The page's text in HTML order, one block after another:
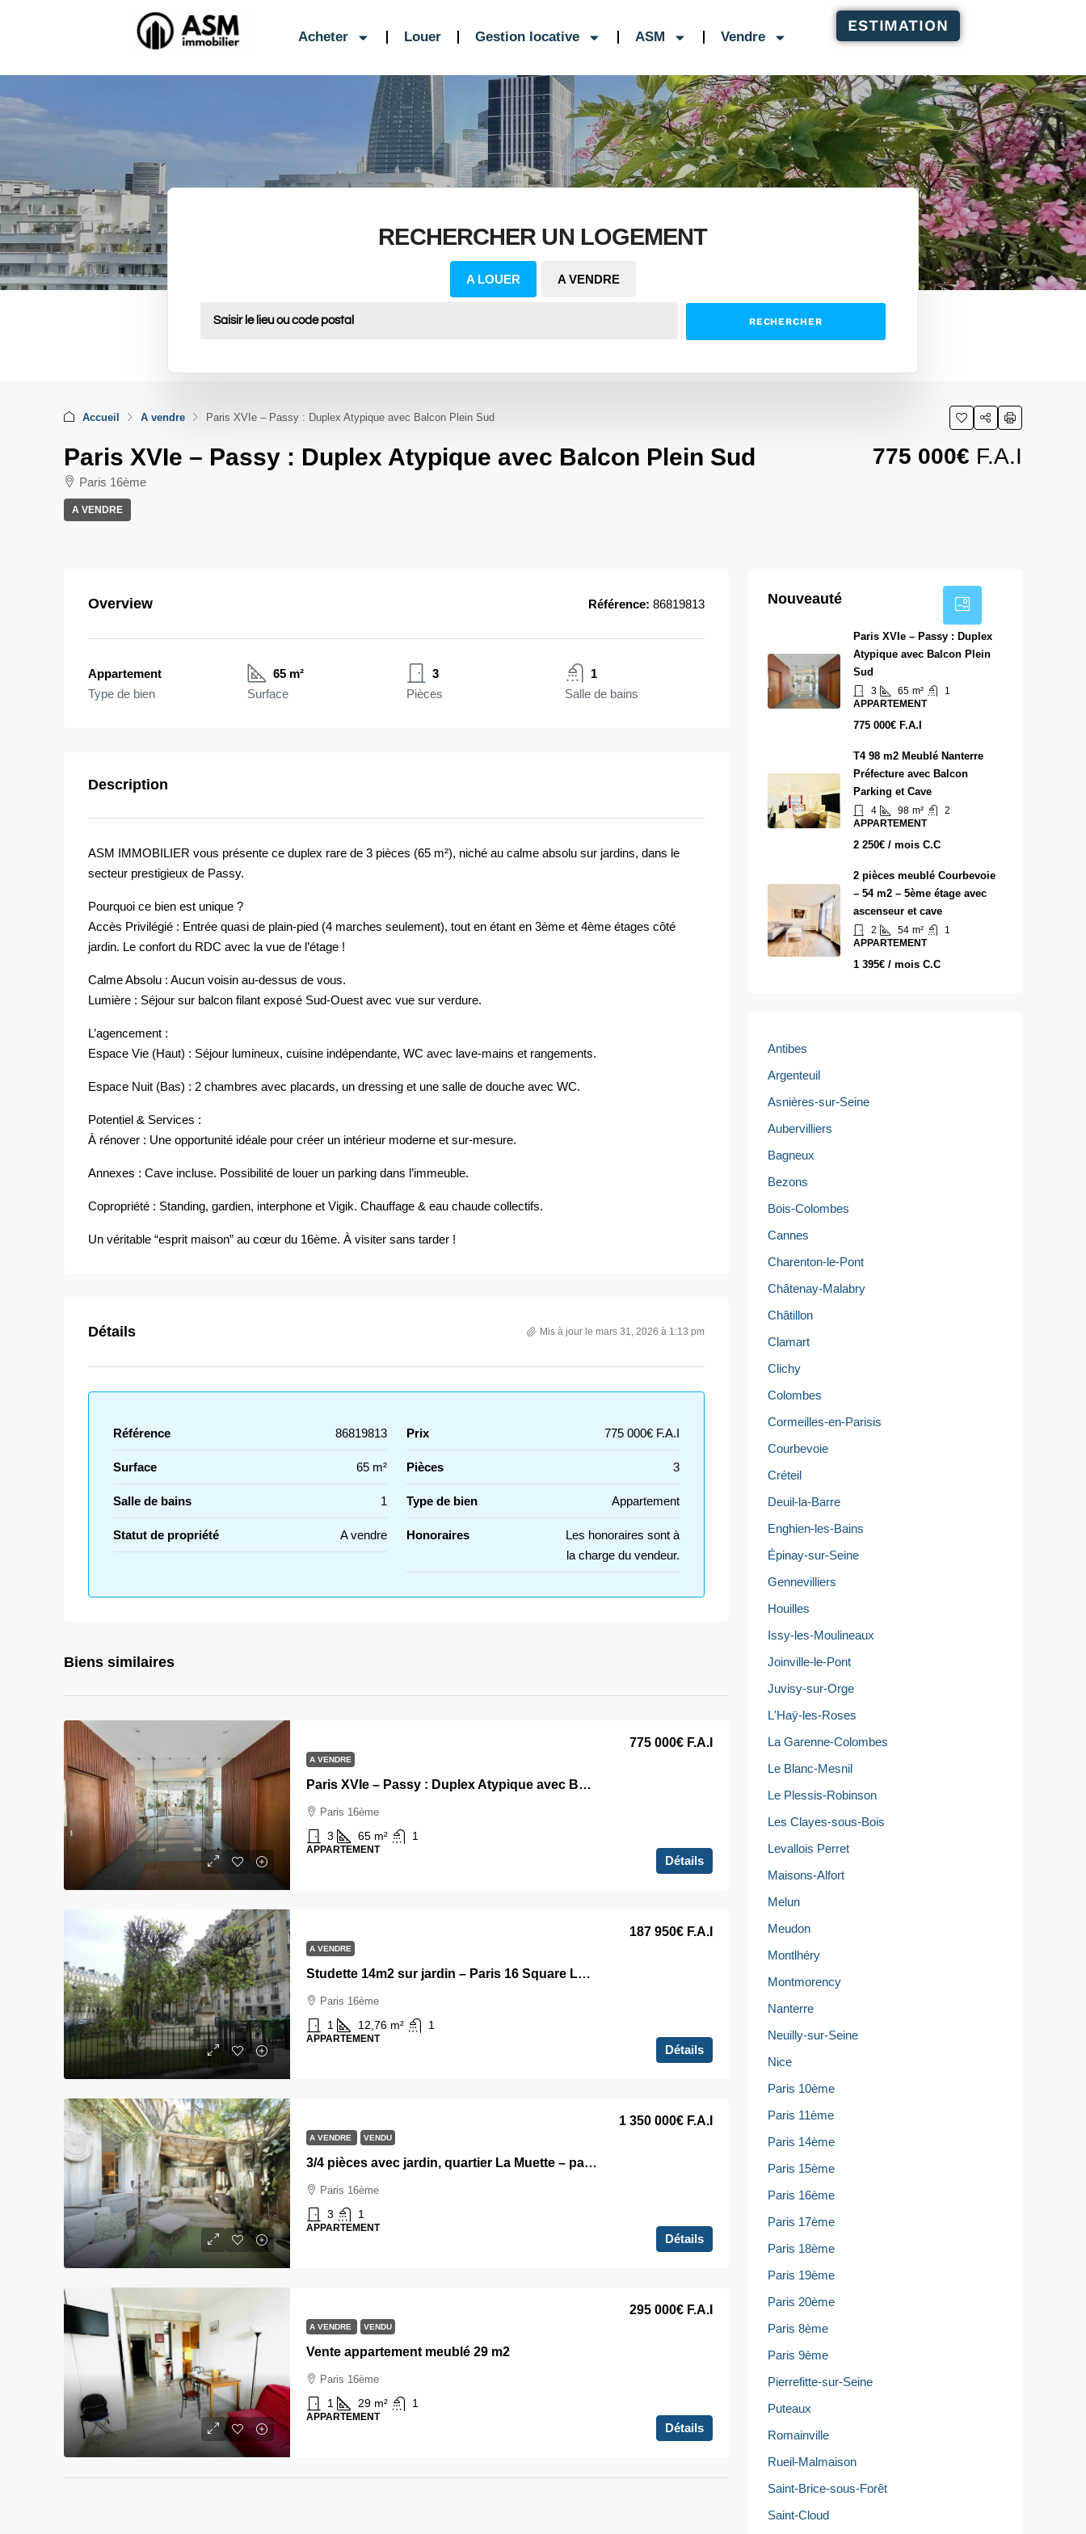
Acheter Louer Gestion locative ASM Vendre
ESTIMATION
RECHERCHER UN LOGEMENT
A LOUER A VENDRE
RECHERCHER
Accueil A vendre Paris XVIe – Passy : Duplex Atypique avec Balcon Plein Sud
Paris XVIe – Passy : Duplex Atypique avec Balcon Plein Sud
Paris 16ème
A VENDRE
775 000€ F.A.I
Overview Référence: 86819813
Appartement
Type de bien
65 m²
Surface
3
Pièces
1
Salle de bains
Description
ASM IMMOBILIER vous présente ce duplex rare de 3 pièces (65 m²), niché au calme absolu sur jardins, dans le
secteur prestigieux de Passy.
Pourquoi ce bien est unique ?
Accès Privilégié : Entrée quasi de plain-pied (4 marches seulement), tout en étant en 3ème et 4ème étages côté
jardin. Le confort du RDC avec la vue de l’étage !
Calme Absolu : Aucun voisin au-dessus de vous.
Lumière : Séjour sur balcon filant exposé Sud-Ouest avec vue sur verdure.
L’agencement :
Espace Vie (Haut) : Séjour lumineux, cuisine indépendante, WC avec lave-mains et rangements.
Espace Nuit (Bas) : 2 chambres avec placards, un dressing et une salle de douche avec WC.
Potentiel & Services :
À rénover : Une opportunité idéale pour créer un intérieur moderne et sur-mesure.
Annexes : Cave incluse. Possibilité de louer un parking dans l’immeuble.
Copropriété : Standing, gardien, interphone et Vigik. Chauffage & eau chaude collectifs.
Un véritable “esprit maison” au cœur du 16ème. À visiter sans tarder !
Détails Mis à jour le mars 31, 2026 à 1:13 pm
Référence 86819813 Prix 775 000€ F.A.I
Surface 65 m² Pièces 3
Salle de bains 1 Type de bien Appartement
Statut de propriété A vendre Honoraires
Les honoraires sont à
la charge du vendeur.
Biens similaires
A VENDRE
Paris XVIe – Passy : Duplex Atypique avec Balcon Plein Sud
775 000€ F.A.I
Paris 16ème
3 65 m² 1
APPARTEMENT
Détails
A VENDRE
Studette 14m2 sur jardin – Paris 16 Square Lamartine
187 950€ F.A.I
Paris 16ème
1 12,76 m² 1
APPARTEMENT
Détails
A VENDRE VENDU
3/4 pièces avec jardin, quartier La Muette – paris 16
1 350 000€ F.A.I
Paris 16ème
3 1
APPARTEMENT
Détails
A VENDRE VENDU
Vente appartement meublé 29 m2
295 000€ F.A.I
Paris 16ème
1 29 m² 1
APPARTEMENT
Détails
Nouveauté
Paris XVIe – Passy : Duplex
Atypique avec Balcon Plein
Sud
3 65 m²
1
APPARTEMENT
775 000€ F.A.I
T4 98 m2 Meublé Nanterre
Préfecture avec Balcon
Parking et Cave
4 98 m²
2
APPARTEMENT
2 250€ / mois C.C
2 pièces meublé Courbevoie
– 54 m2 – 5ème étage avec
ascenseur et cave
2 54 m²
1
APPARTEMENT
1 395€ / mois C.C
Antibes
Argenteuil
Asnières-sur-Seine
Aubervilliers
Bagneux
Bezons
Bois-Colombes
Cannes
Charenton-le-Pont
Châtenay-Malabry
Châtillon
Clamart
Clichy
Colombes
Cormeilles-en-Parisis
Courbevoie
Créteil
Deuil-la-Barre
Enghien-les-Bains
Épinay-sur-Seine
Gennevilliers
Houilles
Issy-les-Moulineaux
Joinville-le-Pont
Juvisy-sur-Orge
L'Haÿ-les-Roses
La Garenne-Colombes
Le Blanc-Mesnil
Le Plessis-Robinson
Les Clayes-sous-Bois
Levallois Perret
Maisons-Alfort
Melun
Meudon
Montlhéry
Montmorency
Nanterre
Neuilly-sur-Seine
Nice
Paris 10ème
Paris 11ème
Paris 14ème
Paris 15ème
Paris 16ème
Paris 17ème
Paris 18ème
Paris 19ème
Paris 20ème
Paris 8ème
Paris 9ème
Pierrefitte-sur-Seine
Puteaux
Romainville
Rueil-Malmaison
Saint-Brice-sous-Forêt
Saint-Cloud